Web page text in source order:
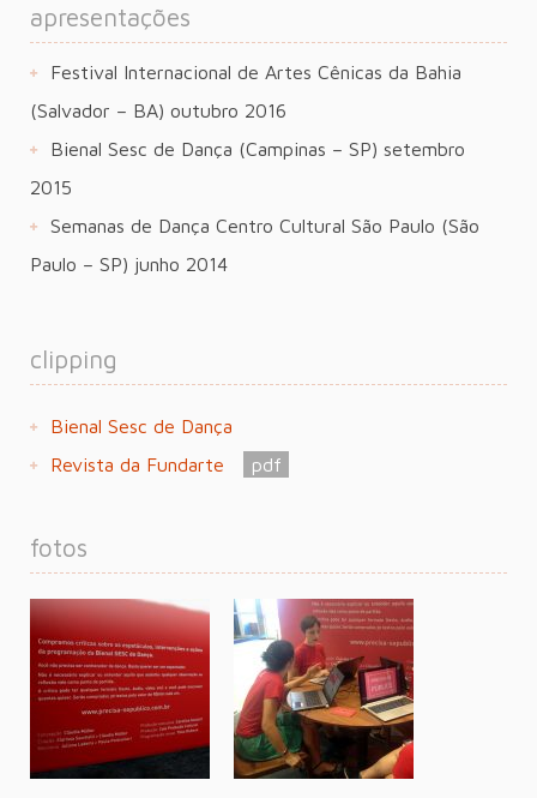
apresentações
Festival Internacional de Artes Cênicas da Bahia
(Salvador – BA) outubro 2016
Bienal Sesc de Dança (Campinas – SP) setembro
2015
Semanas de Dança Centro Cultural São Paulo (São
Paulo – SP) junho 2014
clipping
Bienal Sesc de Dança
Revista da Fundarte
pdf
fotos